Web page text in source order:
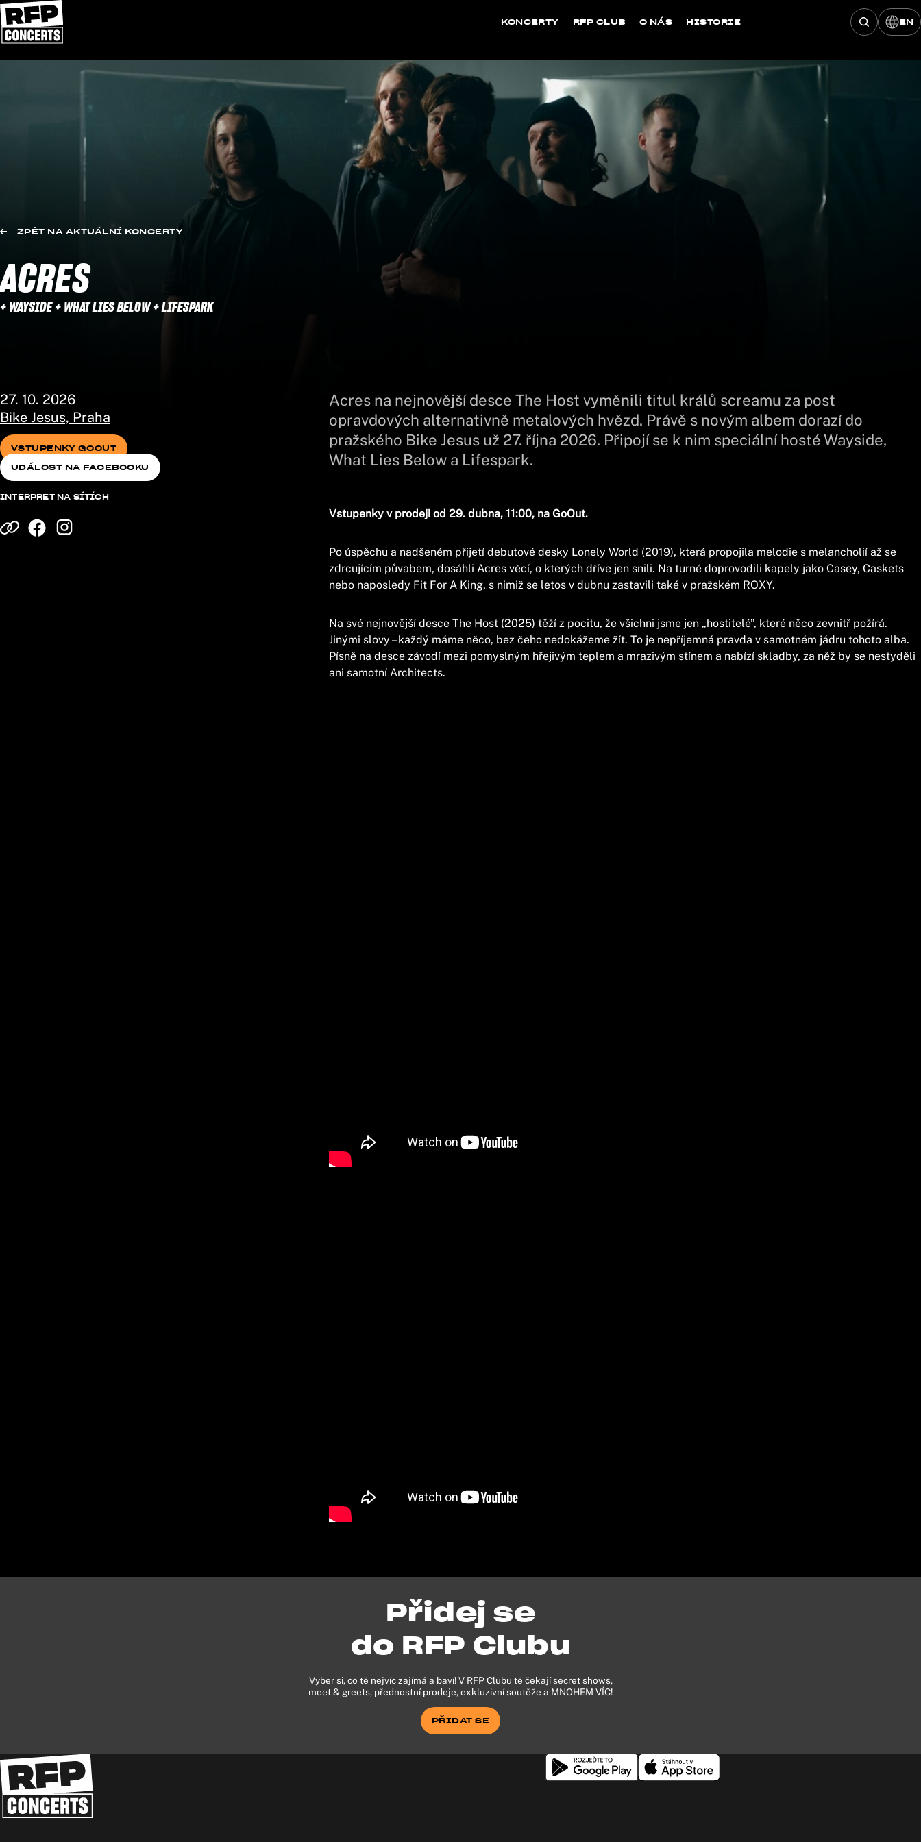
Přeskočit na obsah
KONCERTY RFP CLUB O NÁS HISTORIE Hledat EN
ZPĚT NA AKTUÁLNÍ KONCERTY
ACRES
+ WAYSIDE + WHAT LIES BELOW + LIFESPARK
27. 10. 2026
Bike Jesus, Praha
VSTUPENKY GOOUT
VSTUPENKY GOOUT
UDÁLOST NA FACEBOOKU
INTERPRET NA SÍTÍCH
Acres na nejnovější desce The Host vyměnili titul králů screamu za post
opravdových alternativně metalových hvězd. Právě s novým albem dorazí do
pražského Bike Jesus už 27. října 2026. Připojí se k nim speciální hosté Wayside,
What Lies Below a Lifespark.
Vstupenky v prodeji od 29. dubna, 11:00, na GoOut.
Po úspěchu a nadšeném přijetí debutové desky Lonely World (2019), která propojila melodie s melancholií až se
zdrcujícím půvabem, dosáhli Acres věcí, o kterých dříve jen snili. Na turné doprovodili kapely jako Casey, Caskets
nebo naposledy Fit For A King, s nimiž se letos v dubnu zastavili také v pražském ROXY.
Na své nejnovější desce The Host (2025) těží z pocitu, že všichni jsme jen „hostitelé”, které něco zevnitř požírá.
Jinými slovy – každý máme něco, bez čeho nedokážeme žít. To je nepříjemná pravda v samotném jádru tohoto alba.
Písně na desce závodí mezi pomyslným hřejivým teplem a mrazivým stínem a nabízí skladby, za něž by se nestyděli
ani samotní Architects.
Přidej se
do RFP Clubu
Vyber si, co tě nejvíc zajímá a baví! V RFP Clubu tě čekají secret shows,
meet & greets, přednostní prodeje, exkluzivní soutěže a MNOHEM VÍC!
PŘIDAT SE